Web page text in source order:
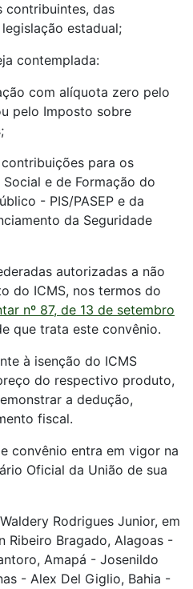
contribuintes, das
estadual;
contemplada:
com alíquota zero pelo
pelo Imposto sobre
para os
e de Formação do
- PIS/PASEP e da
da Seguridade
autorizadas a não
do ICMS, nos termos do
nº 87, de 13 de setembro
que trata este convênio.
à isenção do ICMS
do respectivo produto,
a dedução,
fiscal.
convênio entra em vigor na
Oficial da União de sua
Rodrigues Junior, em
Ribeiro Bragado, Alagoas -
Amapá - Josenildo
- Alex Del Giglio, Bahia -